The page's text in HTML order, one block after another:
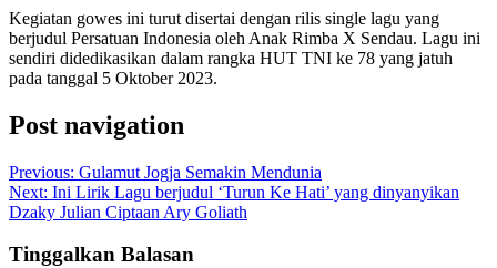
Kegiatan gowes ini turut disertai dengan rilis single lagu yang
berjudul Persatuan Indonesia oleh Anak Rimba X Sendau. Lagu ini
sendiri didedikasikan dalam rangka HUT TNI ke 78 yang jatuh
pada tanggal 5 Oktober 2023.
Post navigation
Previous: Gulamut Jogja Semakin Mendunia
Next: Ini Lirik Lagu berjudul ‘Turun Ke Hati’ yang dinyanyikan
Dzaky Julian Ciptaan Ary Goliath
Tinggalkan Balasan